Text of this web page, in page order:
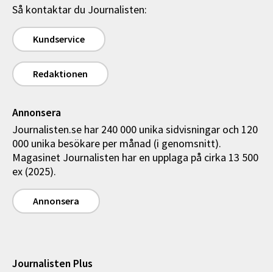
Så kontaktar du Journalisten:
Kundservice
Redaktionen
Annonsera
Journalisten.se har 240 000 unika sidvisningar och 120
000 unika besökare per månad (i genomsnitt).
Magasinet Journalisten har en upplaga på cirka 13 500
ex (2025).
Annonsera
Journalisten Plus